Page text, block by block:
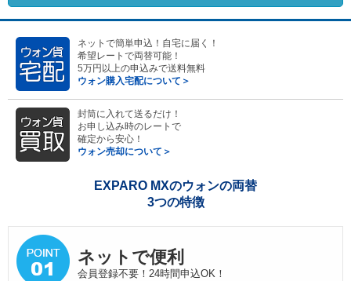
ネットで簡単申込！自宅に届く！
希望レートで両替可能！
5万円以上の申込みで送料無料
ウォン購入宅配について＞
封筒に入れて送るだけ！
お申し込み時のレートで
確定から安心！
ウォン売却について＞
EXPARO MXのウォンの両替
3つの特徴
ネットで便利
会員登録不要！24時間申込OK！